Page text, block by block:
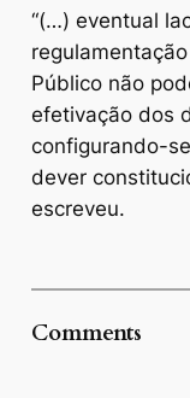
“(…) eventual
Público não
efetivação dos
configurando-
dever
escreveu.
Comments